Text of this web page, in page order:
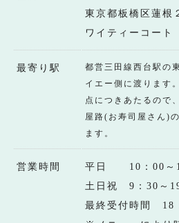
東京都板橋区蓮根
ワイティーコート
最寄り駅
都営三田線西台駅の
イエー側に渡ります
点につきあたるので
屋路(お寿司屋さん)
ます。
営業時間
平日 10：00～
土日祝 9：30～
最終受付時間 18